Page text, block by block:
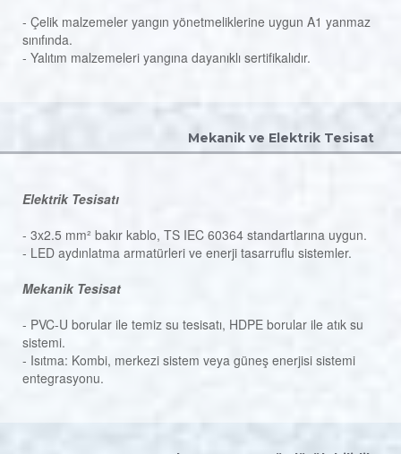
- Çelik malzemeler yangın yönetmeliklerine uygun A1 yanmaz
sınıfında.
- Yalıtım malzemeleri yangına dayanıklı sertifikalıdır.
Mekanik ve Elektrik Tesisat
Elektrik Tesisatı
- 3x2.5 mm² bakır kablo, TS IEC 60364 standartlarına uygun.
- LED aydınlatma armatürleri ve enerji tasarruflu sistemler.
Mekanik Tesisat
- PVC-U borular ile temiz su tesisatı, HDPE borular ile atık su
sistemi.
- Isıtma: Kombi, merkezi sistem veya güneş enerjisi sistemi
entegrasyonu.